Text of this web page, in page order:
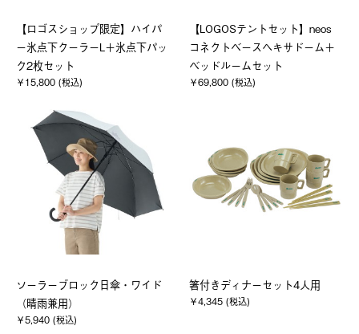
【ロゴスショップ限定】ハイパ
ー氷点下クーラーL＋氷点下パッ
ク2枚セット
￥15,800 (税込)
【LOGOSテントセット】neos
コネクトベースヘキサドーム＋
ベッドルームセット
￥69,800 (税込)
ソーラーブロック日傘・ワイド
（晴雨兼用）
￥5,940 (税込)
箸付きディナーセット4人用
￥4,345 (税込)